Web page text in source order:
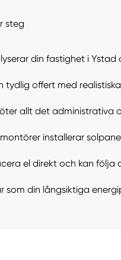
steg
din fastighet i Ystad
tydlig offert med
allt det administrativa
installerar
el direkt och kan följa
som din långsiktiga